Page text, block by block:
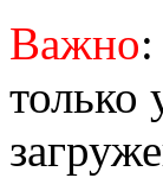
Важно
только